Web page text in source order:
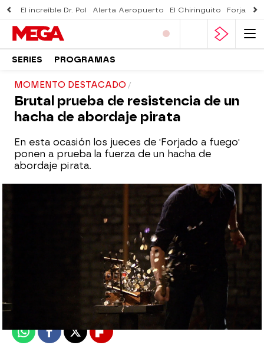
El increíble Dr. Pol Alerta Aeropuerto El Chiringuito Forjado
SERIES PROGRAMAS
MOMENTO DESTACADO
Brutal prueba de resistencia de un
hacha de abordaje pirata
En esta ocasión los jueces de 'Forjado a fuego'
ponen a prueba la fuerza de un hacha de
abordaje pirata.
05 de mayo de 2020, 10:53
WhatsappFacebook
X Flipboard